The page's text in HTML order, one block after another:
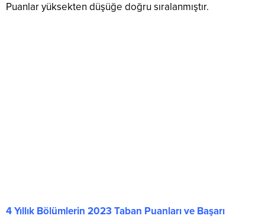
Puanlar yüksekten düşüğe doğru sıralanmıştır.
4 Yıllık Bölümlerin 2023 Taban Puanları ve Başarı